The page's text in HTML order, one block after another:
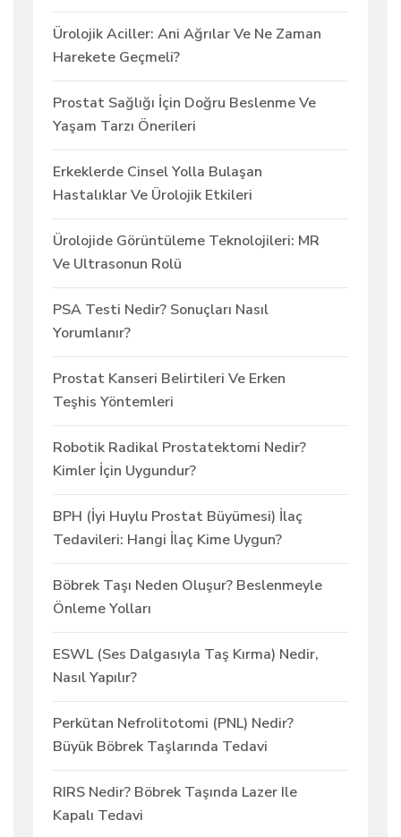
Ürolojik Aciller: Ani Ağrılar Ve Ne Zaman
Harekete Geçmeli?
Prostat Sağlığı İçin Doğru Beslenme Ve
Yaşam Tarzı Önerileri
Erkeklerde Cinsel Yolla Bulaşan
Hastalıklar Ve Ürolojik Etkileri
Ürolojide Görüntüleme Teknolojileri: MR
Ve Ultrasonun Rolü
PSA Testi Nedir? Sonuçları Nasıl
Yorumlanır?
Prostat Kanseri Belirtileri Ve Erken
Teşhis Yöntemleri
Robotik Radikal Prostatektomi Nedir?
Kimler İçin Uygundur?
BPH (İyi Huylu Prostat Büyümesi) İlaç
Tedavileri: Hangi İlaç Kime Uygun?
Böbrek Taşı Neden Oluşur? Beslenmeyle
Önleme Yolları
ESWL (Ses Dalgasıyla Taş Kırma) Nedir,
Nasıl Yapılır?
Perkütan Nefrolitotomi (PNL) Nedir?
Büyük Böbrek Taşlarında Tedavi
RIRS Nedir? Böbrek Taşında Lazer Ile
Kapalı Tedavi